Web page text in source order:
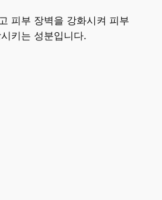
피부 장벽을 강화시켜 피부
키는 성분입니다.